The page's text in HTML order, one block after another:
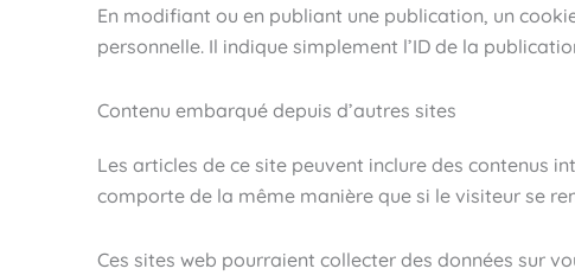
En modifiant ou en publiant une publication, un
personnelle. Il indique simplement l’ID de la
Contenu embarqué depuis d’autres sites
Les articles de ce site peuvent inclure des contenus
comporte de la même manière que si le visiteur se
Ces sites web pourraient collecter des données sur